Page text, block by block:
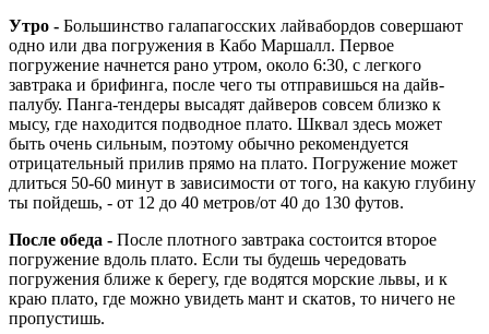
Утро - Большинство галапагосских лайвабордов совершают
одно или два погружения в Кабо Маршалл. Первое
погружение начнется рано утром, около 6:30, с легкого
завтрака и брифинга, после чего ты отправишься на дайв-
палубу. Панга-тендеры высадят дайверов совсем близко к
мысу, где находится подводное плато. Шквал здесь может
быть очень сильным, поэтому обычно рекомендуется
отрицательный прилив прямо на плато. Погружение может
длиться 50-60 минут в зависимости от того, на какую глубину
ты пойдешь, - от 12 до 40 метров/от 40 до 130 футов.
После обеда - После плотного завтрака состоится второе
погружение вдоль плато. Если ты будешь чередовать
погружения ближе к берегу, где водятся морские львы, и к
краю плато, где можно увидеть мант и скатов, то ничего не
пропустишь.